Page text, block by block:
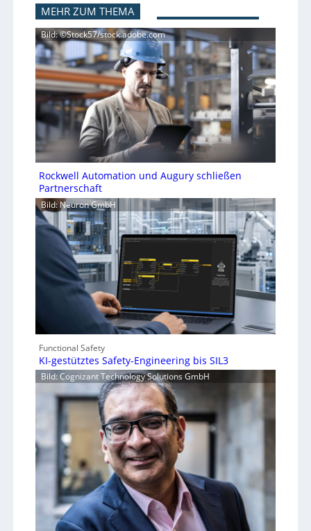
MEHR ZUM THEMA
Bild: ©Stock57/stock.adobe.com
Rockwell Automation und Augury schließen
Partnerschaft
Bild: Neuron GmbH
Functional Safety
KI-gestütztes Safety-Engineering bis SIL3
Bild: Cognizant Technology Solutions GmbH